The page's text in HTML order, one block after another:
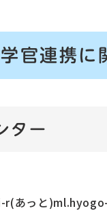
官連携に
ター
あっと